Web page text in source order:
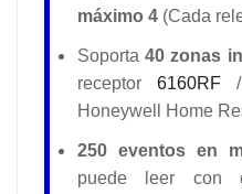
máximo 4 (Cada
Soporta40 zonas
receptor 6160RF
Honeywell Home
250 eventos en
puede leer con